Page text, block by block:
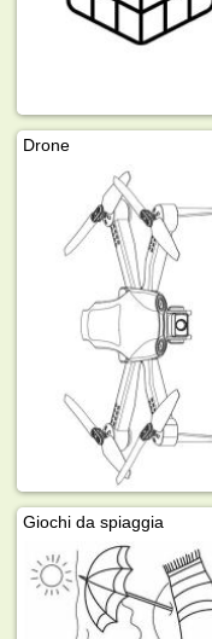
Drone
Giochi da spiaggia